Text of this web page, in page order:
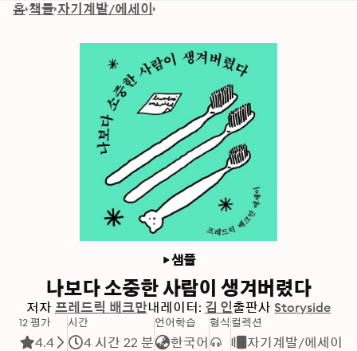
홈 책들 자기계발/에세이
샘플
나보다 소중한 사람이 생겨버렸다
저자 프레드릭 배크만내레이터: 김 인출판사 Storyside
12 평가
4.4
시간
4 시간 22 분
언어학습
한국어
형식 컬렉션
자기계발/에세이